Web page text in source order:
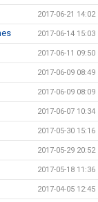
2017-06-21 14:02
2017-06-14 15:03
2017-06-11 09:50
2017-06-09 08:49
2017-06-09 08:09
2017-06-07 10:34
2017-05-30 15:16
2017-05-29 20:52
2017-05-18 11:36
2017-04-05 12:45